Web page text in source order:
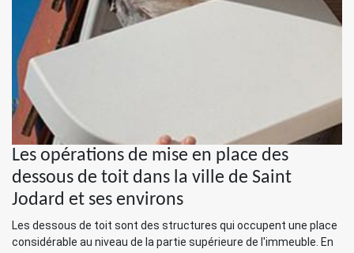
Les opérations de mise en place des
dessous de toit dans la ville de Saint
Jodard et ses environs
Les dessous de toit sont des structures qui occupent une place
considérable au niveau de la partie supérieure de l'immeuble. En